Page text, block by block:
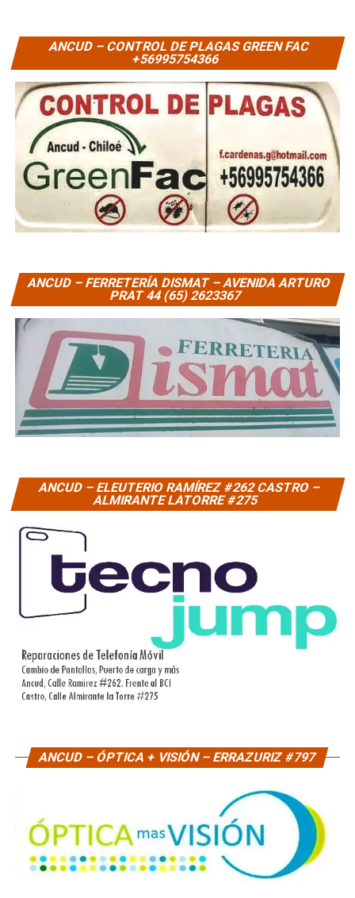
ANCUD – CONTROL DE PLAGAS GREEN FAC
+56995754366
ANCUD – FERRETERÍA DISMAT – AVENIDA ARTURO
PRAT 44 (65) 2623367
ANCUD – ELEUTERIO RAMÍREZ #262 CASTRO –
ALMIRANTE LATORRE #275
ANCUD – ÓPTICA + VISIÓN – ERRAZURIZ #797